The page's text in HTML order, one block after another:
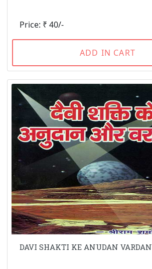
Price: ₹ 40/-
ADD IN CART
DAVI SHAKTI KE ANUDAN VARDAN